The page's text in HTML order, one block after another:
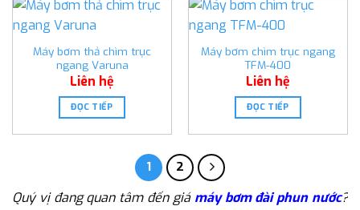
Máy bơm thả chìm trục
ngang Varuna
Liên hệ
ĐỌC TIẾP
Máy bơm chìm trục ngang
TFM-400
Liên hệ
ĐỌC TIẾP
1 2
Quý vị đang quan tâm đến giá máy bơm đài phun nước?